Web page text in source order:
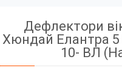
Дефлектори
Хюндай Елантра
10- ВЛ